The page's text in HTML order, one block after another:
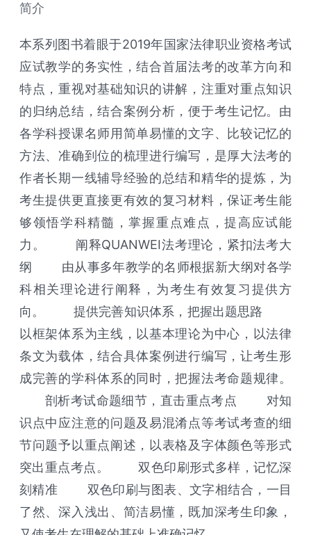
简介
本系列图书着眼于2019年国家法律职业资格考试
应试教学的务实性，结合首届法考的改革方向和
特点，重视对基础知识的讲解，注重对重点知识
的归纳总结，结合案例分析，便于考生记忆。由
各学科授课名师用简单易懂的文字、比较记忆的
方法、准确到位的梳理进行编写，是厚大法考的
作者长期一线辅导经验的总结和精华的提炼，为
考生提供更直接更有效的复习材料，保证考生能
够领悟学科精髓，掌握重点难点，提高应试能
力。 阐释QUANWEI法考理论，紧扣法考大
纲 由从事多年教学的名师根据新大纲对各学
科相关理论进行阐释，为考生有效复习提供方
向。 提供完善知识体系，把握出题思路
以框架体系为主线，以基本理论为中心，以法律
条文为载体，结合具体案例进行编写，让考生形
成完善的学科体系的同时，把握法考命题规律。
剖析考试命题细节，直击重点考点 对知
识点中应注意的问题及易混淆点等考试考查的细
节问题予以重点阐述，以表格及字体颜色等形式
突出重点考点。 双色印刷形式多样，记忆深
刻精准 双色印刷与图表、文字相结合，一目
了然、深入浅出、简洁易懂，既加深考生印象，